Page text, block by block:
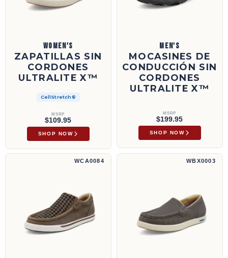
WOMEN'S
ZAPATILLAS SIN
CORDONES
ULTRALITE X™
CellStretch®
MSRP
$109.95
SHOP NOW
MEN'S
MOCASINES DE
CONDUCCIÓN SIN
CORDONES
ULTRALITE X™
MSRP
$199.95
SHOP NOW
Zapatillas sin cordones | WCA0084
WCA0084
Zapatillas sin cordones UltraLite X™ |
WBX0003